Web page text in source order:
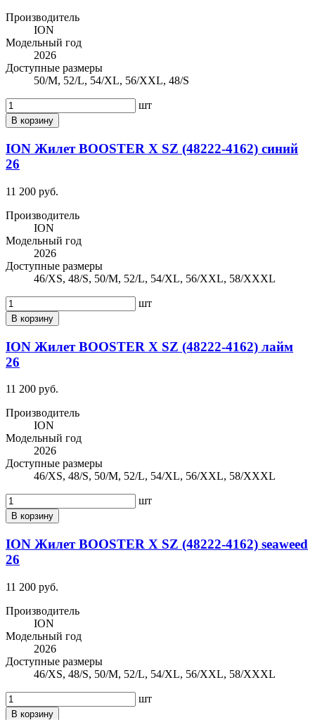
Производитель
ION
Модельный год
2026
Доступные размеры
50/M, 52/L, 54/XL, 56/XXL, 48/S
шт
В корзину
ION Жилет BOOSTER X SZ (48222-4162) синий
26
11 200 руб.
Производитель
ION
Модельный год
2026
Доступные размеры
46/XS, 48/S, 50/M, 52/L, 54/XL, 56/XXL, 58/XXXL
шт
В корзину
ION Жилет BOOSTER X SZ (48222-4162) лайм
26
11 200 руб.
Производитель
ION
Модельный год
2026
Доступные размеры
46/XS, 48/S, 50/M, 52/L, 54/XL, 56/XXL, 58/XXXL
шт
В корзину
ION Жилет BOOSTER X SZ (48222-4162) seaweed
26
11 200 руб.
Производитель
ION
Модельный год
2026
Доступные размеры
46/XS, 48/S, 50/M, 52/L, 54/XL, 56/XXL, 58/XXXL
шт
В корзину